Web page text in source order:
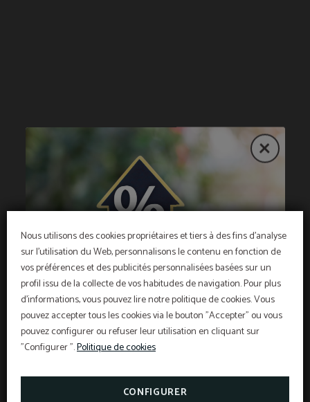
Nous utilisons des cookies propriétaires et tiers à des fins d'analyse
sur l'utilisation du Web, personnalisons le contenu en fonction de
vos préférences et des publicités personnalisées basées sur un
profil issu de la collecte de vos habitudes de navigation. Pour plus
d'informations, vous pouvez lire notre politique de cookies. Vous
pouvez accepter tous les cookies via le bouton "Accepter" ou vous
pouvez configurer ou refuser leur utilisation en cliquant sur
"Configurer ".Politique de cookies
CONFIGURER
OFFRE EXCLUSIVE
Meilleur prix garanti, réduction pour réservation
anticipée, petit déjeuner gratuit et assurance
annulation gratuite inclus!
L’Hôtel Sant Pau os inclut une assurance
annulation exclusive pour les réservations
effectuées sur le site officiel.
ANNULATION
INFORMATION
Information d'intérêt
TAXES ET EXONÉRATIONS